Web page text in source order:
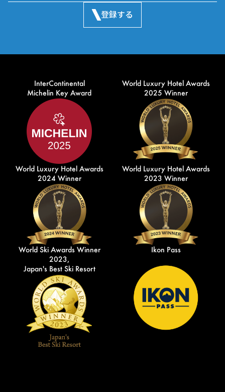
登録する
InterContinental
Michelin Key Award
World Luxury Hotel Awards
2025 Winner
World Luxury Hotel Awards
2024 Winner
World Luxury Hotel Awards
2023 Winner
World Ski Awards Winner
2023,
Japan's Best Ski Resort
Ikon Pass